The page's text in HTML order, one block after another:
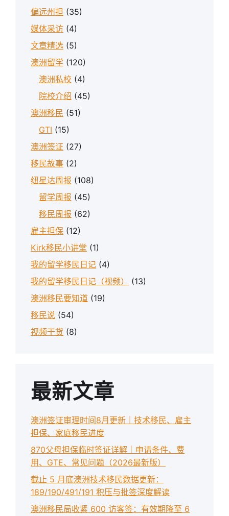
偏远州担 (35)
媒体采访 (4)
文章精选 (5)
澳洲留学 (120)
澳洲私校 (4)
院校介绍 (45)
澳洲移民 (51)
GTI (15)
澳洲签证 (27)
移民故事 (2)
纽星达周报 (108)
留学周报 (45)
移民周报 (62)
雇主担保 (12)
Kirk移民小讲堂 (1)
我的留学移民日记 (4)
我的留学移民日记（视频）
(13)
澳洲移民要知道 (19)
移民说 (54)
视频干货 (8)
最新文章
澳洲签证审理时间8月更新｜技术移民、雇主
担保、家庭移民进度
870父母担保临时签证详解｜申请条件、费
用、GTE、常见问题（2026最新版）
截止 5 月底澳洲技术移民数据更新：
189/190/491/191 积压与批签深度解读
澳洲移民局收紧 600 访客签：有效期降至 6